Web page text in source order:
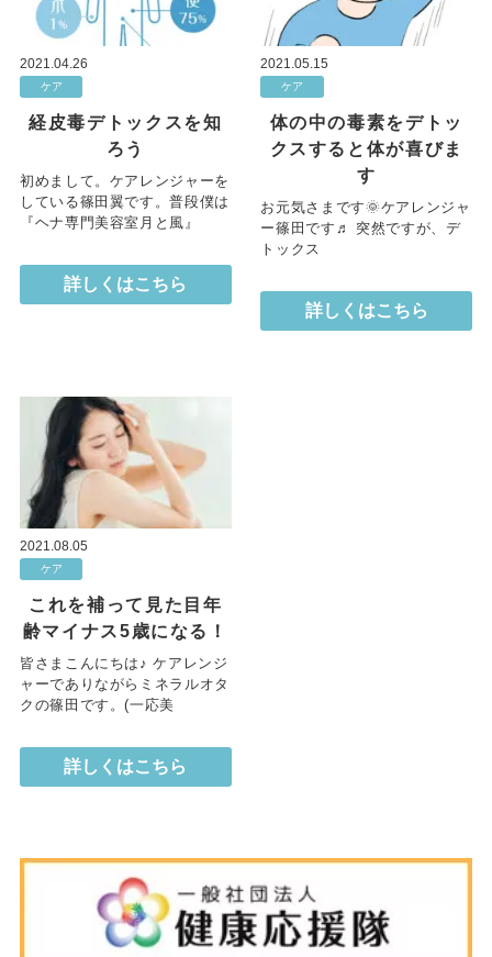
2021.04.26
ケア
経皮毒デトックスを知
ろう
初めまして。ケアレンジャーを
している篠田翼です。普段僕は
『ヘナ専門美容室月と風』
詳しくはこちら
2021.05.15
ケア
体の中の毒素をデトッ
クスすると体が喜びま
す
お元気さまです🌞ケアレンジャ
ー篠田です♬ 突然ですが、デ
トックス
詳しくはこちら
2021.08.05
ケア
これを補って見た目年
齢マイナス5歳になる！
皆さまこんにちは♪ ケアレンジ
ャーでありながらミネラルオタ
クの篠田です。(一応美
詳しくはこちら